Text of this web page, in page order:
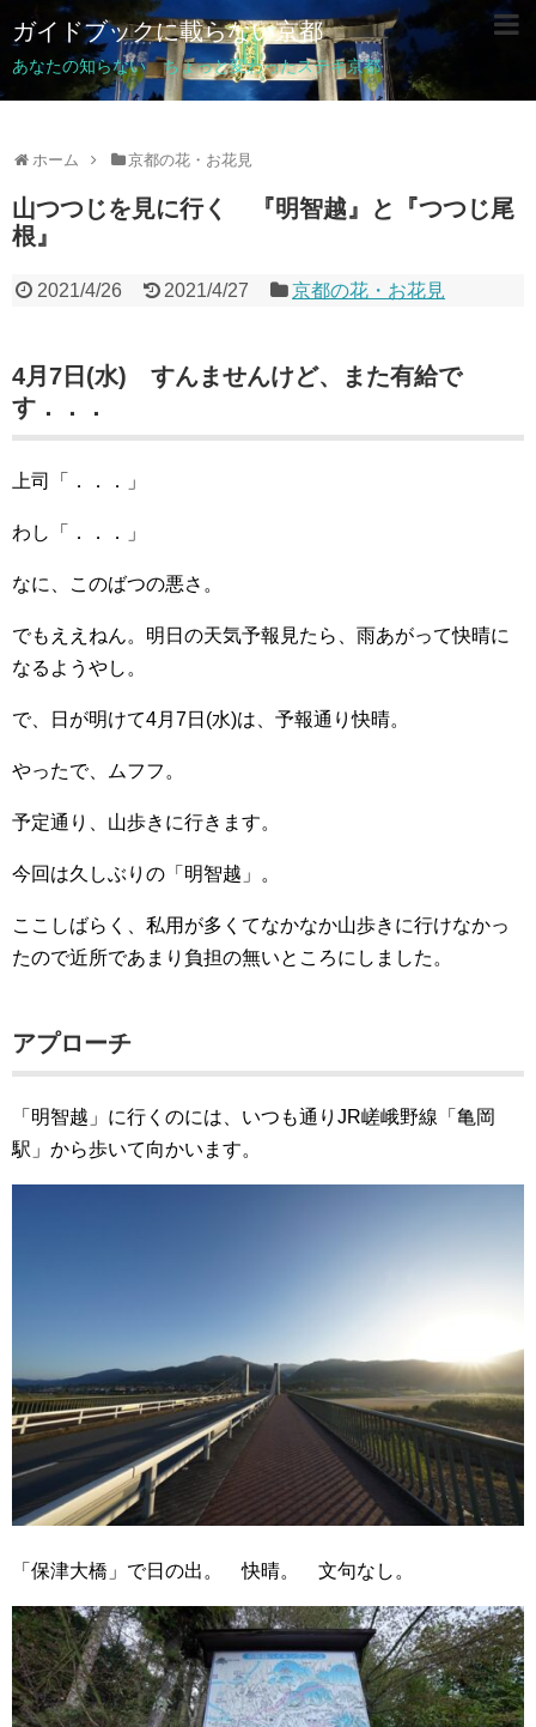
ガイドブックに載らない京都
あなたの知らない ちょっと変わったステキ京都
ホーム 京都の花・お花見
山つつじを見に行く 『明智越』と『つつじ尾
根』
2021/4/26 2021/4/27 京都の花・お花見
4月7日(水) すんませんけど、また有給で
す．．．
上司「．．．」
わし「．．．」
なに、このばつの悪さ。
でもええねん。明日の天気予報見たら、雨あがって快晴に
なるようやし。
で、日が明けて4月7日(水)は、予報通り快晴。
やったで、ムフフ。
予定通り、山歩きに行きます。
今回は久しぶりの「明智越」。
ここしばらく、私用が多くてなかなか山歩きに行けなかっ
たので近所であまり負担の無いところにしました。
アプローチ
「明智越」に行くのには、いつも通りJR嵯峨野線「亀岡
駅」から歩いて向かいます。
「保津大橋」で日の出。 快晴。 文句なし。